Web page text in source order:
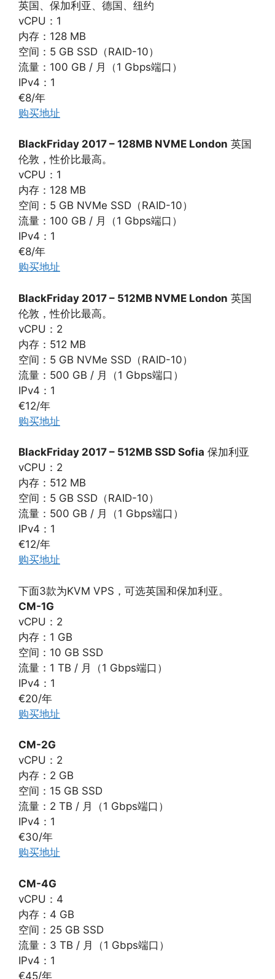
英国、保加利亚、德国、纽约
vCPU：1
内存：128 MB
空间：5 GB SSD（RAID-10）
流量：100 GB / 月（1 Gbps端口）
IPv4：1
€8/年
购买地址
BlackFriday 2017 – 128MB NVME London 英国
伦敦，性价比最高。
vCPU：1
内存：128 MB
空间：5 GB NVMe SSD（RAID-10）
流量：100 GB / 月（1 Gbps端口）
IPv4：1
€8/年
购买地址
BlackFriday 2017 – 512MB NVME London 英国
伦敦，性价比最高。
vCPU：2
内存：512 MB
空间：5 GB NVMe SSD（RAID-10）
流量：500 GB / 月（1 Gbps端口）
IPv4：1
€12/年
购买地址
BlackFriday 2017 – 512MB SSD Sofia 保加利亚
vCPU：2
内存：512 MB
空间：5 GB SSD（RAID-10）
流量：500 GB / 月（1 Gbps端口）
IPv4：1
€12/年
购买地址
下面3款为KVM VPS，可选英国和保加利亚。
CM-1G
vCPU：2
内存：1 GB
空间：10 GB SSD
流量：1 TB / 月（1 Gbps端口）
IPv4：1
€20/年
购买地址
CM-2G
vCPU：2
内存：2 GB
空间：15 GB SSD
流量：2 TB / 月（1 Gbps端口）
IPv4：1
€30/年
购买地址
CM-4G
vCPU：4
内存：4 GB
空间：25 GB SSD
流量：3 TB / 月（1 Gbps端口）
IPv4：1
€45/年